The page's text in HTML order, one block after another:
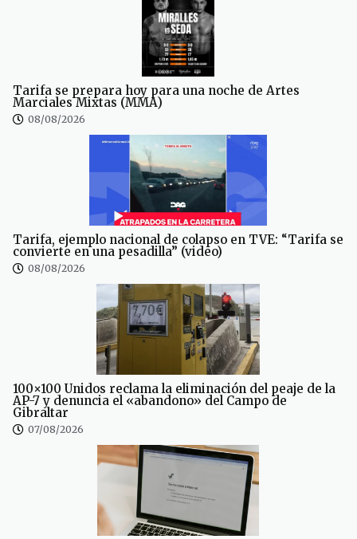
Tarifa se prepara hoy para una noche de Artes
Marciales Mixtas (MMA)
08/08/2026
Tarifa, ejemplo nacional de colapso en TVE: “Tarifa se
convierte en una pesadilla” (video)
08/08/2026
100×100 Unidos reclama la eliminación del peaje de la
AP-7 y denuncia el «abandono» del Campo de
Gibraltar
07/08/2026